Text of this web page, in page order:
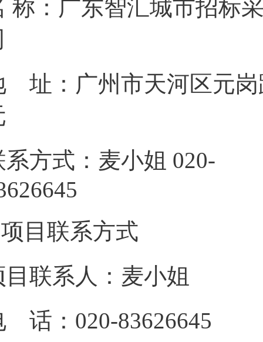
称：广东智汇城市招标
址：广州市天河区元岗
系方式：麦小姐 020-
目联系方式
目联系人：麦小姐
话：020-83626645